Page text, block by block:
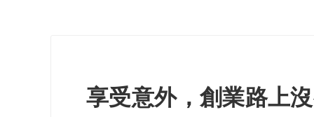
享受意外，創業路上